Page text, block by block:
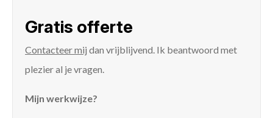
Gratis offerte
Contacteer mij dan vrijblijvend. Ik beantwoord met
plezier al je vragen.
Mijn werkwijze?